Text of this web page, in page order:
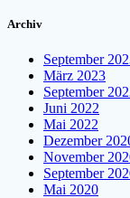
Archiv
September
März 2023
September
Juni 2022
Mai 2022
Dezember
November
September
Mai 2020